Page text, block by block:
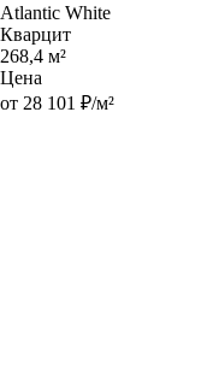
Atlantic White
Кварцит
268,4 м²
Цена
от 28 101 ₽/м²